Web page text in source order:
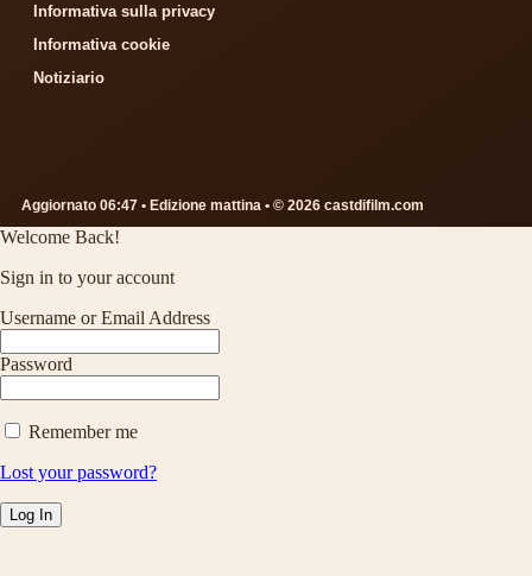
Informativa sulla privacy
Informativa cookie
Notiziario
Aggiornato 06:47 • Edizione mattina • © 2026 castdifilm.com
Welcome Back!
Sign in to your account
Username or Email Address
Password
Remember me
Lost your password?